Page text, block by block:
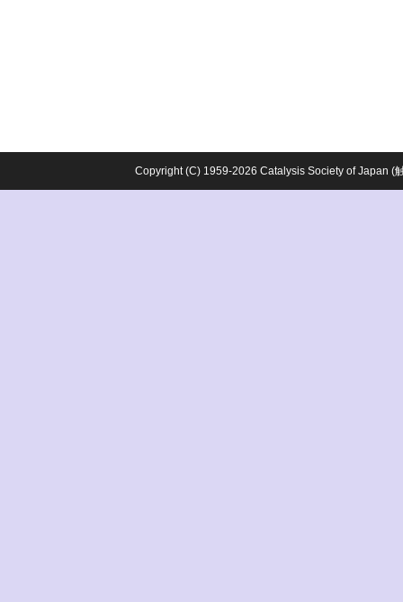
Copyright (C) 1959-2026 Catalysis Society of Japan (